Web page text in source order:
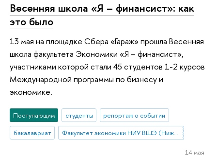
Весенняя школа «Я – финансист»: как
это было
13 мая на площадке Сбера «Гараж» прошла Весенняя
школа факультета Экономики «Я – финансист»,
участниками которой стали 45 студентов 1-2 курсов
Международной программы по бизнесу и
экономике.
Поступающим студенты
репортаж о событии
бакалавриат
Факультет экономики НИУ ВШЭ (Нижний Новгород)
14 мая